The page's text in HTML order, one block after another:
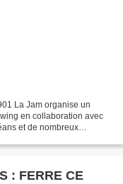
La Jam organise un
en collaboration avec
et de nombreux
: FERRE CE